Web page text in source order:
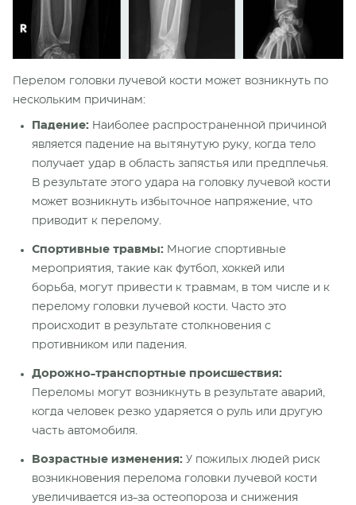
Перелом головки лучевой кости может возникнуть по
нескольким причинам:
Падение: Наиболее распространенной причиной
является падение на вытянутую руку, когда тело
получает удар в область запястья или предплечья.
В результате этого удара на головку лучевой кости
может возникнуть избыточное напряжение, что
приводит к перелому.
Спортивные травмы: Многие спортивные
мероприятия, такие как футбол, хоккей или
борьба, могут привести к травмам, в том числе и к
перелому головки лучевой кости. Часто это
происходит в результате столкновения с
противником или падения.
Дорожно-транспортные происшествия:
Переломы могут возникнуть в результате аварий,
когда человек резко ударяется о руль или другую
часть автомобиля.
Возрастные изменения: У пожилых людей риск
возникновения перелома головки лучевой кости
увеличивается из-за остеопороза и снижения